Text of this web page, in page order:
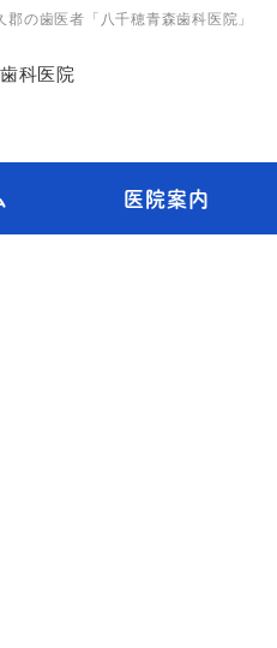
の歯医者「八千穂青森歯科医院」
医院案内